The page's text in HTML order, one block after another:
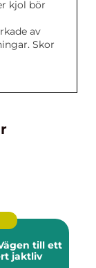
kjol bör
av
Skor
till ett
jaktliv